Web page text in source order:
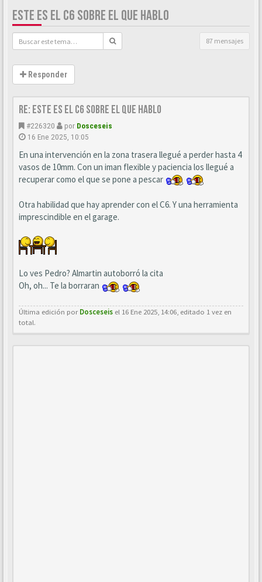
ESTE ES EL C6 SOBRE EL QUE HABLO
87 mensajes
Responder
Re: este es el c6 sobre el que hablo
#226320 por Dosceseis
16 Ene 2025, 10:05
En una intervención en la zona trasera llegué a perder hasta 4
vasos de 10mm. Con un iman flexible y paciencia los llegué a
recuperar como el que se pone a pescar
Otra habilidad que hay aprender con el C6. Y una herramienta
imprescindible en el garage.
Lo ves Pedro? Almartin autoborró la cita
Oh, oh... Te la borraran
Última edición porDosceseis el 16 Ene 2025, 14:06, editado 1 vez en
total.